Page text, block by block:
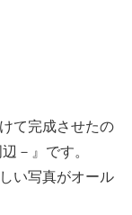
て完成させたの
－』です。
い写真がオール